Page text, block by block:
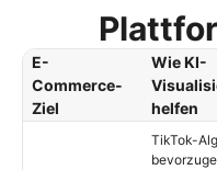
E-
Commerce-
Ziel
Wie KI-
helfen
TikTok-